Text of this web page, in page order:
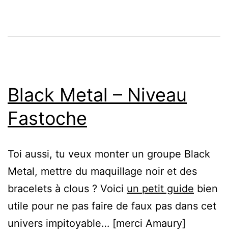
Black Metal – Niveau
Fastoche
Toi aussi, tu veux monter un groupe Black
Metal, mettre du maquillage noir et des
bracelets à clous ? Voici un petit guide bien
utile pour ne pas faire de faux pas dans cet
univers impitoyable… [merci Amaury]